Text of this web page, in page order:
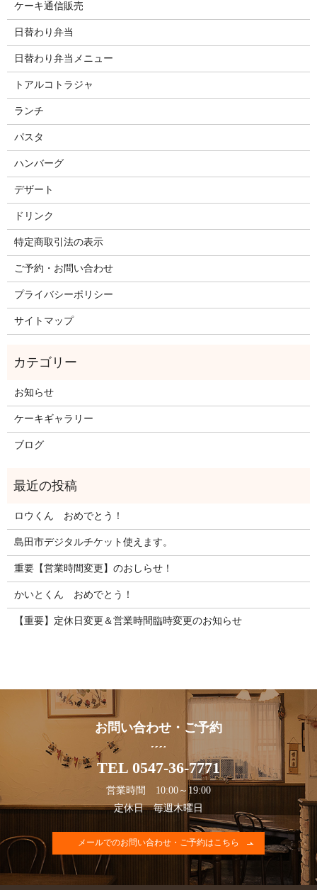
ケーキ通信販売
日替わり弁当
日替わり弁当メニュー
トアルコトラジャ
ランチ
パスタ
ハンバーグ
デザート
ドリンク
特定商取引法の表示
ご予約・お問い合わせ
プライバシーポリシー
サイトマップ
お知らせ
ケーキギャラリー
ブログ
ロウくん おめでとう！
島田市デジタルチケット使えます。
重要【営業時間変更】のおしらせ！
かいとくん おめでとう！
【重要】定休日変更＆営業時間臨時変更のお知らせ
お問い合わせ・ご予約
TEL 0547-36-7771
営業時間 10:00～19:00
定休日 毎週木曜日
メールでのお問い合わせ・ご予約はこちら